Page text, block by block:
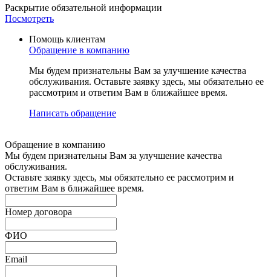
Раскрытие обязательной информации
Посмотреть
Помощь клиентам
Обращение в компанию
Мы будем признательны Вам за улучшение качества
обслуживания. Оставьте заявку здесь, мы обязательно ее
рассмотрим и ответим Вам в ближайшее время.
Написать обращение
Обращение в компанию
Мы будем признательны Вам за улучшение качества
обслуживания.
Оставьте заявку здесь, мы обязательно ее рассмотрим и
ответим Вам в ближайшее время.
Номер договора
ФИО
Email